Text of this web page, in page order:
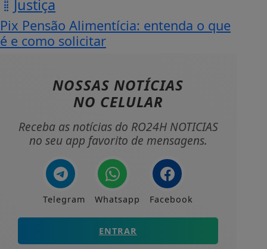
Justiça
Pix Pensão Alimentícia: entenda o que
é e como solicitar
NOSSAS NOTÍCIAS
NO CELULAR
Receba as notícias do RO24H NOTICIAS
no seu app favorito de mensagens.
Telegram Whatsapp Facebook
ENTRAR